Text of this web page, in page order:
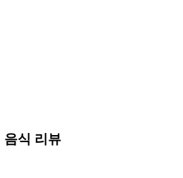
음식 리뷰